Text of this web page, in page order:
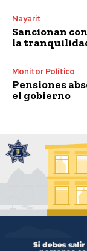
Nayarit
Sancionan
la
Monitor Político
Pensiones
el gobierno